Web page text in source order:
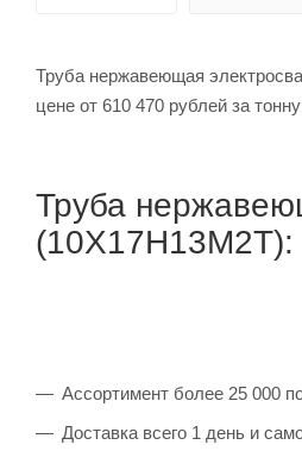
Труба нержавеющая
Труба
(10Х17Н13М2Т):
Ассортимент более 25 000
Доставка всего 1 день и